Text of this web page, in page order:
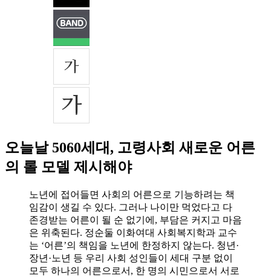
오늘날 5060세대, 고령사회 새로운 어른
의 롤 모델 제시해야
노년에 접어들면 사회의 어른으로 기능하려는 책
임감이 생길 수 있다. 그러나 나이만 먹었다고 다
존경받는 어른이 될 순 없기에, 부담은 커지고 마음
은 위축된다. 정순둘 이화여대 사회복지학과 교수
는 ‘어른’의 책임을 노년에 한정하지 않는다. 청년·
장년·노년 등 우리 사회 성인들이 세대 구분 없이
모두 하나의 어른으로서, 한 명의 시민으로서 서로